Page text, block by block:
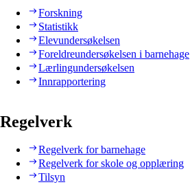
Forskning
Statistikk
Elevundersøkelsen
Foreldreundersøkelsen i barnehage
Lærlingundersøkelsen
Innrapportering
Regelverk
Regelverk for barnehage
Regelverk for skole og opplæring
Tilsyn